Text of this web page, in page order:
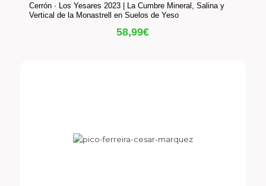
Cerrón · Los Yesares 2023 | La Cumbre Mineral, Salina y
Vertical de la Monastrell en Suelos de Yeso
58,99€